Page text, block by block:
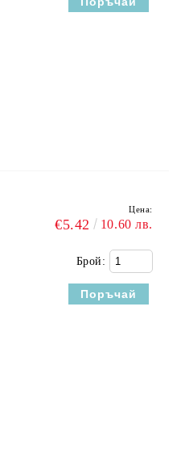
Цена:
€5.42 10.60 лв.
Брой: